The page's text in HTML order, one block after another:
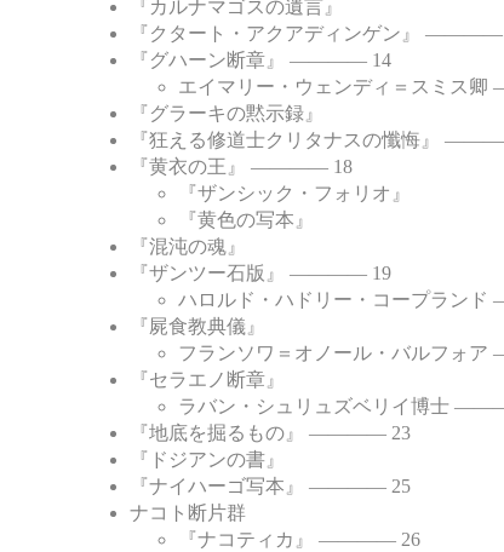
『カルナマゴスの遺言』
『クタート・アクアディンゲン』 ――――
『グハーン断章』 ―――― 14
エイマリー・ウェンディ＝スミス
『グラーキの黙示録』
『狂える修道士クリタナスの懺悔』
『黄衣の王』 ―――― 18
『ザンシック・フォリオ』
『黄色の写本』
『混沌の魂』
『ザンツー石版』 ―――― 19
ハロルド・ハドリー・コープラン
『屍食教典儀』
フランソワ＝オノール・バルフォ
『セラエノ断章』
ラバン・シュリュズベリイ博士
『地底を掘るもの』 ―――― 23
『ドジアンの書』
『ナイハーゴ写本』 ―――― 25
ナコト断片群
『ナコティカ』 ―――― 26